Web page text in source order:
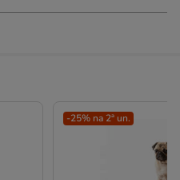
-25% na 2ª un.